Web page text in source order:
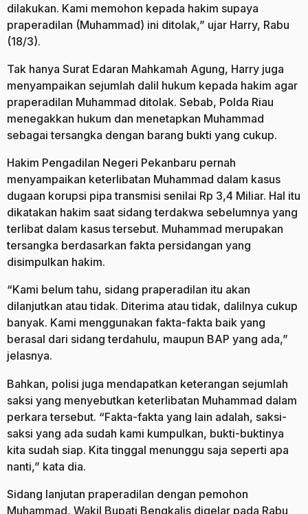
dilakukan. Kami memohon kepada hakim supaya
praperadilan (Muhammad) ini ditolak,” ujar Harry, Rabu
(18/3).
Tak hanya Surat Edaran Mahkamah Agung, Harry juga
menyampaikan sejumlah dalil hukum kepada hakim agar
praperadilan Muhammad ditolak. Sebab, Polda Riau
menegakkan hukum dan menetapkan Muhammad
sebagai tersangka dengan barang bukti yang cukup.
Hakim Pengadilan Negeri Pekanbaru pernah
menyampaikan keterlibatan Muhammad dalam kasus
dugaan korupsi pipa transmisi senilai Rp 3,4 Miliar. Hal itu
dikatakan hakim saat sidang terdakwa sebelumnya yang
terlibat dalam kasus tersebut. Muhammad merupakan
tersangka berdasarkan fakta persidangan yang
disimpulkan hakim.
“Kami belum tahu, sidang praperadilan itu akan
dilanjutkan atau tidak. Diterima atau tidak, dalilnya cukup
banyak. Kami menggunakan fakta-fakta baik yang
berasal dari sidang terdahulu, maupun BAP yang ada,”
jelasnya.
Bahkan, polisi juga mendapatkan keterangan sejumlah
saksi yang menyebutkan keterlibatan Muhammad dalam
perkara tersebut. “Fakta-fakta yang lain adalah, saksi-
saksi yang ada sudah kami kumpulkan, bukti-buktinya
kita sudah siap. Kita tinggal menunggu saja seperti apa
nanti,” kata dia.
Sidang lanjutan praperadilan dengan pemohon
Muhammad, Wakil Bupati Bengkalis digelar pada Rabu